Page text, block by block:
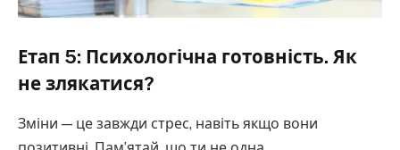
Етап 5: Психологічна готовність. Як
не злякатися?
Зміни — це завжди стрес, навіть якщо вони